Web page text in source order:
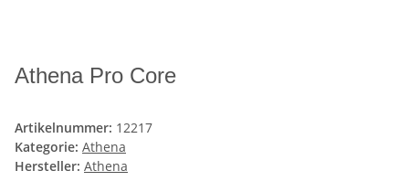
Athena Pro Core
Artikelnummer: 12217
Kategorie: Athena
Hersteller: Athena